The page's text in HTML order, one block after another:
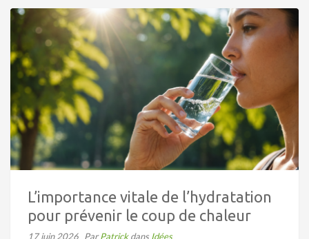
L’importance vitale de l’hydratation
pour prévenir le coup de chaleur
17 juin 2026 ParPatrickdans Idées